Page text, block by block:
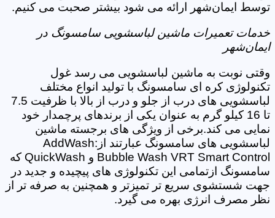
توسط ایمان‌شهر ارائه می شود بیشتر صحبت می کنیم.
خدمات تعمیرات ماشین لباسشویی سامسونگ در
ایمان‌شهر
وقتی نوبت به ماشین لباسشویی می رسد غول
تکنولوژی کره ای سامسونگ با تولید انواع مختلف
لباسشویی های درب از جلو و درب از بالا با ظرفیت 7.5
تا 16 کیلو گرم به عنوان یکی از برندهای پرچمدار خود
نمایی می کند.برخی از ویژگی های برجسته ماشین
لباسشویی های سامسونگ عبارتند از:AddWash
Bubble Wash VRT Smart Control و QuickWash که
سامسونگ ازتمامی این تکنولوژی های پیچیده و جدید در
جهت شستشوی سریع تر تمیزتر و همچنین به صرفه تر از
نظر مصرف انرژی بهره می گیرد.